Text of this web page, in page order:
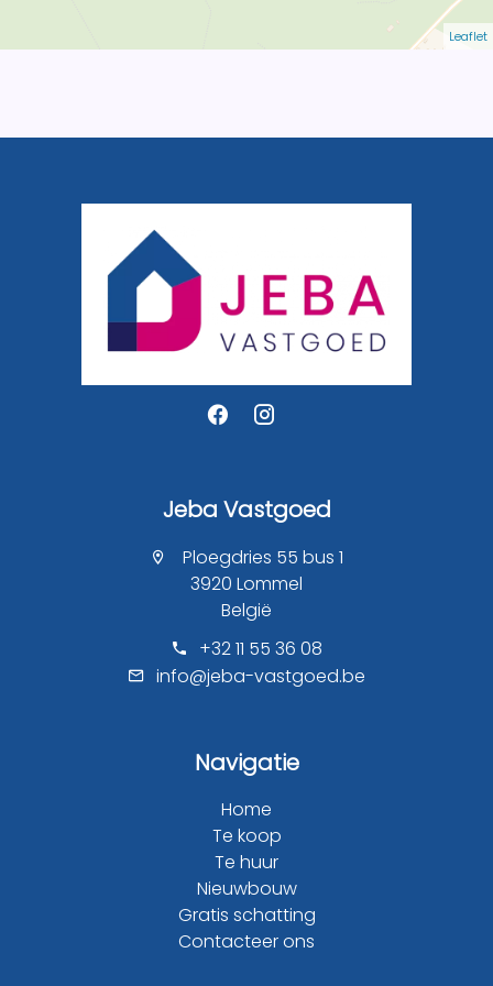
Leaflet
Jeba Vastgoed
Ploegdries 55 bus 1
3920 Lommel
België
+32 11 55 36 08
info@jeba-vastgoed.be
Navigatie
Home
Te koop
Te huur
Nieuwbouw
Gratis schatting
Contacteer ons